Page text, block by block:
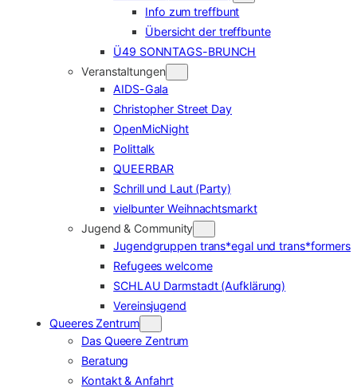
Info zum treffbunt
Übersicht der treffbunte
Ü49 SONNTAGS-BRUNCH
Veranstaltungen
AIDS-Gala
Christopher Street Day
OpenMicNight
Polittalk
QUEERBAR
Schrill und Laut (Party)
vielbunter Weihnachtsmarkt
Jugend & Community
Jugendgruppen trans*egal und trans*formers
Refugees welcome
SCHLAU Darmstadt (Aufklärung)
Vereinsjugend
Queeres Zentrum
Das Queere Zentrum
Beratung
Kontakt & Anfahrt